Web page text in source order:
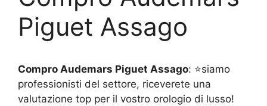
Piguet Assago
Compro Audemars Piguet Assago: ⭐siamo
professionisti del settore, riceverete una
valutazione top per il vostro orologio di lusso!